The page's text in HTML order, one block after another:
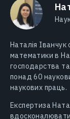
Наталія Іванчук
математики в
господарства
понад 60
наукових праць.
Експертиза